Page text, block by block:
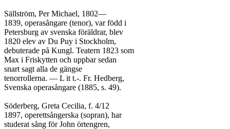
Sällström, Per Michael, 1802—
1839, operasångare (tenor), var född i
Petersburg av svenska föräldrar, blev
1820 elev av Du Puy i Stockholm,
debuterade på Kungl. Teatern 1823 som
Max i Friskytten och uppbar sedan
snart sagt alla de gängse
tenorrollerna. — L it t.-. Fr. Hedberg,
Svenska operasångare (1885, s. 49).
Söderberg, Greta Cecilia, f. 4/12
1897, operettsångerska (sopran), har
studerat sång för John örtengren,